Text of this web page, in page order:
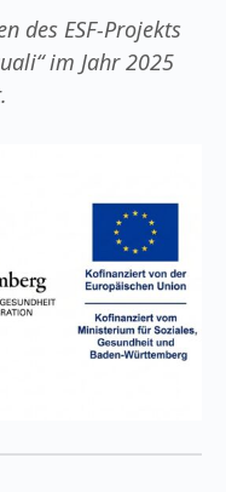
des ESF-Projekts
im Jahr 2025